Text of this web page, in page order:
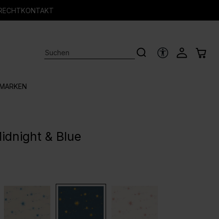
KONTAKT
HILFSTOOLS
MARKEN
& Blue